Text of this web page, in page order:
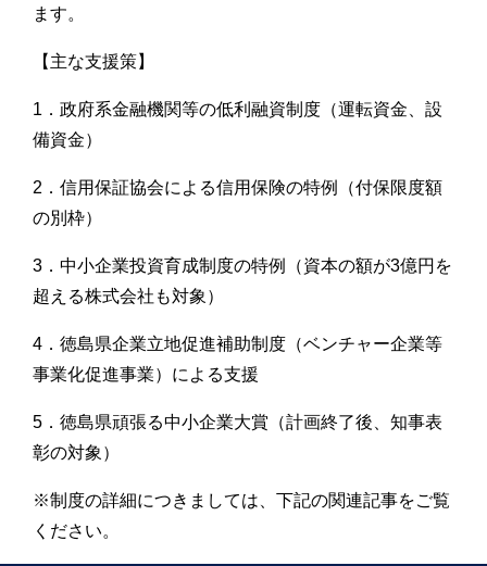
ます。
【主な支援策】
1．政府系金融機関等の低利融資制度（運転資金、設
備資金）
2．信用保証協会による信用保険の特例（付保限度額
の別枠）
3．中小企業投資育成制度の特例（資本の額が3億円を
超える株式会社も対象）
4．徳島県企業立地促進補助制度（ベンチャー企業等
事業化促進事業）による支援
5．徳島県頑張る中小企業大賞（計画終了後、知事表
彰の対象）
※制度の詳細につきましては、下記の関連記事をご覧
ください。